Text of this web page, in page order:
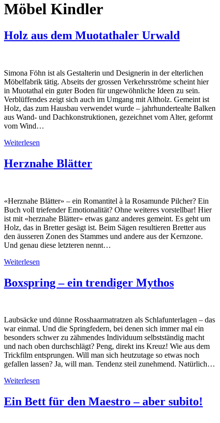
Möbel Kindler
Holz aus dem Muotathaler Urwald
Simona Föhn ist als Gestalterin und Designerin in der elterlichen
Möbelfabrik tätig. Abseits der grossen Verkehrsströme scheint hier
in Muotathal ein guter Boden für ungewöhnliche Ideen zu sein.
Verblüffendes zeigt sich auch im Umgang mit Altholz. Gemeint ist
Holz, das zum Hausbau verwendet wurde – jahrhundertealte Balken
aus Wand- und Dachkonstruktionen, gezeichnet vom Alter, geformt
vom Wind…
Weiterlesen
Herznahe Blätter
«Herznahe Blätter» – ein Romantitel à la Rosamunde Pilcher? Ein
Buch voll triefender Emotionalität? Ohne weiteres vorstellbar! Hier
ist mit «herznahe Blätter» etwas ganz anderes gemeint. Es geht um
Holz, das in Bretter gesägt ist. Beim Sägen resultieren Bretter aus
den äusseren Zonen des Stammes und andere aus der Kernzone.
Und genau diese letzteren nennt…
Weiterlesen
Boxspring – ein trendiger Mythos
Laubsäcke und dünne Rosshaarmatratzen als Schlafunterlagen – das
war einmal. Und die Springfedern, bei denen sich immer mal ein
besonders schwer zu zähmendes Individuum selbstständig macht
und nach oben durchschlägt? Peng, direkt ins Kreuz! Wie aus dem
Trickfilm entsprungen. Will man sich heutzutage so etwas noch
gefallen lassen? Ja, will man. Tendenz steil zunehmend. Natürlich…
Weiterlesen
Ein Bett für den Maestro – aber subito!